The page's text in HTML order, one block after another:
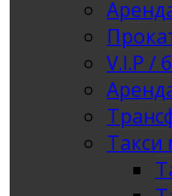
V.I.P /
Такси